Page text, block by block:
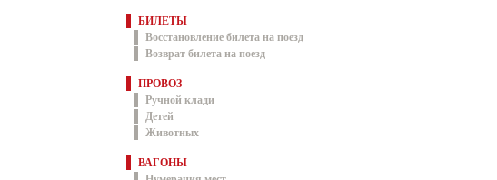
БИЛЕТЫ
Восстановление билета на поезд
Возврат билета на поезд
ПРОВОЗ
Ручной клади
Детей
Животных
ВАГОНЫ